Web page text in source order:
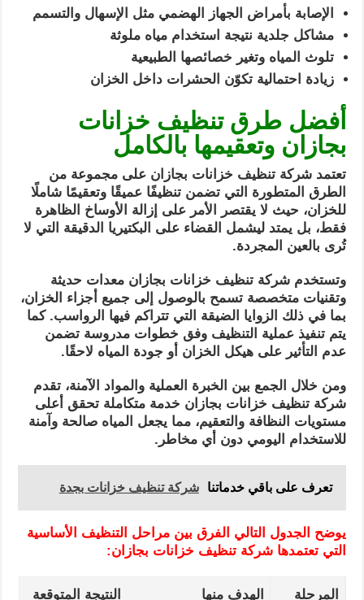
الإصابة بأمراض الجهاز الهضمي مثل الإسهال والتسمم
مشاكل جلدية نتيجة استخدام مياه ملوثة
تلوث المياه وتغير خصائصها الطبيعية
زيادة احتمالية تكوّن الحشرات داخل الخزان
أفضل طرق تنظيف خزانات
بجازان وتعقيمها بالكامل
تعتمد شركة تنظيف خزانات بجازان على مجموعة من
الطرق المتطورة التي تضمن تنظيفًا عميقًا وتعقيمًا شاملًا
للخزان، حيث لا يقتصر الأمر على إزالة الأوساخ الظاهرة
فقط، بل يمتد ليشمل القضاء على البكتيريا الدقيقة التي لا
تُرى بالعين المجردة.
وتستخدم شركة تنظيف خزانات بجازان معدات حديثة
وتقنيات متخصصة تسمح بالوصول إلى جميع أجزاء الخزان،
بما في ذلك الزوايا الضيقة التي تتراكم فيها الرواسب. كما
يتم تنفيذ عملية التنظيف وفق خطوات مدروسة تضمن
عدم التأثير على هيكل الخزان أو جودة المياه لاحقًا.
ومن خلال الجمع بين الخبرة العملية والمواد الآمنة، تقدم
شركة تنظيف خزانات بجازان خدمة متكاملة تحقق أعلى
مستويات النظافة والتعقيم، مما يجعل المياه صالحة وآمنة
للاستخدام اليومي دون أي مخاطر.
تعرف على باقي خدماتنا شركة تنظيف خزانات بجدة
يوضح الجدول التالي الفرق بين مراحل التنظيف الأساسية
التي تعتمدها شركة تنظيف خزانات بجازان:
المرحلة الهدف منها النتيجة المتوقعة